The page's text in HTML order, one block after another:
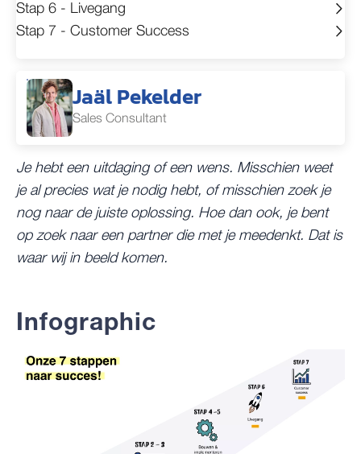
Je hebt een uitdaging of een wens. Misschien weet
je al precies wat je nodig hebt, of misschien zoek je
nog naar de juiste oplossing. Hoe dan ook, je bent
op zoek naar een partner die met je meedenkt. Dat is
waar wij in beeld komen.
Infographic
Stap 6 - Livegang
Stap 7 - Customer Success
Jaäl Pekelder
Sales Consultant